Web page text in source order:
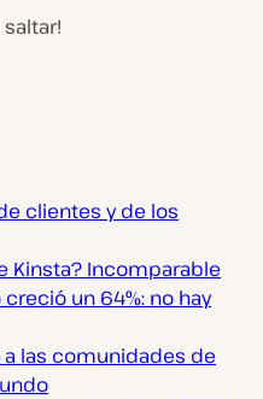
clientes y de los
Kinsta? Incomparable
un 64%: no hay
las comunidades de